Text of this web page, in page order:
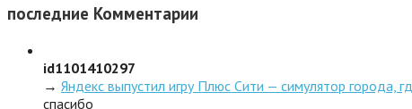
последние Комментарии
id1101410297
→ Яндекс выпустил игру Плюс Сити — симулятор города,
спасибо